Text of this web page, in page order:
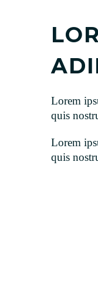
Lorem
quis
Lorem
quis